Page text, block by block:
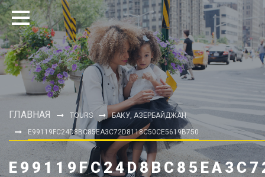
ГЛАВНАЯ TOURS
БАКУ, АЗЕРБАЙДЖАН
E99119FC24D8BC85EA3C72D8118C50CE5619B750